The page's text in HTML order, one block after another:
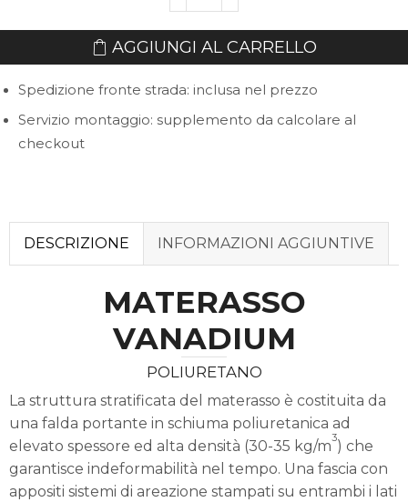
Vanadium
quantità
AGGIUNGI AL CARRELLO
Spedizione fronte strada: inclusa nel prezzo
Servizio montaggio: supplemento da calcolare al
checkout
DESCRIZIONE INFORMAZIONI AGGIUNTIVE
MATERASSO
VANADIUM
POLIURETANO
La struttura stratificata del materasso è costituita da
una falda portante in schiuma poliuretanica ad
elevato spessore ed alta densità (30-35 kg/m
3
) che
garantisce indeformabilità nel tempo. Una fascia con
appositi sistemi di areazione stampati su entrambi i lati